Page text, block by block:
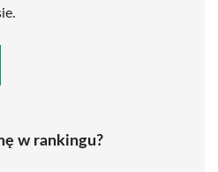
w rankingu?